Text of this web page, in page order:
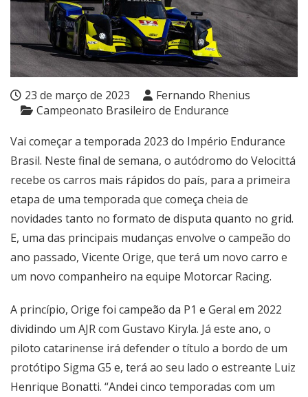
23 de março de 2023
Fernando Rhenius
Campeonato Brasileiro de Endurance
Vai começar a temporada 2023 do Império Endurance
Brasil. Neste final de semana, o autódromo do Velocittá
recebe os carros mais rápidos do país, para a primeira
etapa de uma temporada que começa cheia de
novidades tanto no formato de disputa quanto no grid.
E, uma das principais mudanças envolve o campeão do
ano passado, Vicente Orige, que terá um novo carro e
um novo companheiro na equipe Motorcar Racing.
A princípio, Orige foi campeão da P1 e Geral em 2022
dividindo um AJR com Gustavo Kiryla. Já este ano, o
piloto catarinense irá defender o título a bordo de um
protótipo Sigma G5 e, terá ao seu lado o estreante Luiz
Henrique Bonatti. “Andei cinco temporadas com um